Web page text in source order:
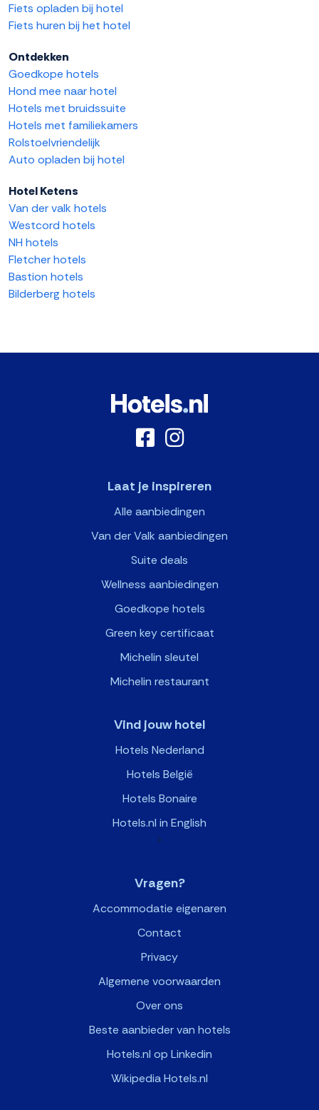
Fiets opladen bij hotel
Fiets huren bij het hotel
Ontdekken
Goedkope hotels
Hond mee naar hotel
Hotels met bruidssuite
Hotels met familiekamers
Rolstoelvriendelijk
Auto opladen bij hotel
Hotel Ketens
Van der valk hotels
Westcord hotels
NH hotels
Fletcher hotels
Bastion hotels
Bilderberg hotels
Laat je inspireren
Alle aanbiedingen
Van der Valk aanbiedingen
Suite deals
Wellness aanbiedingen
Goedkope hotels
Green key certificaat
Michelin sleutel
Michelin restaurant
Vind jouw hotel
Hotels Nederland
Hotels België
Hotels Bonaire
Hotels.nl in English
>
Vragen?
Accommodatie eigenaren
Contact
Privacy
Algemene voorwaarden
Over ons
Beste aanbieder van hotels
Hotels.nl op Linkedin
Wikipedia Hotels.nl